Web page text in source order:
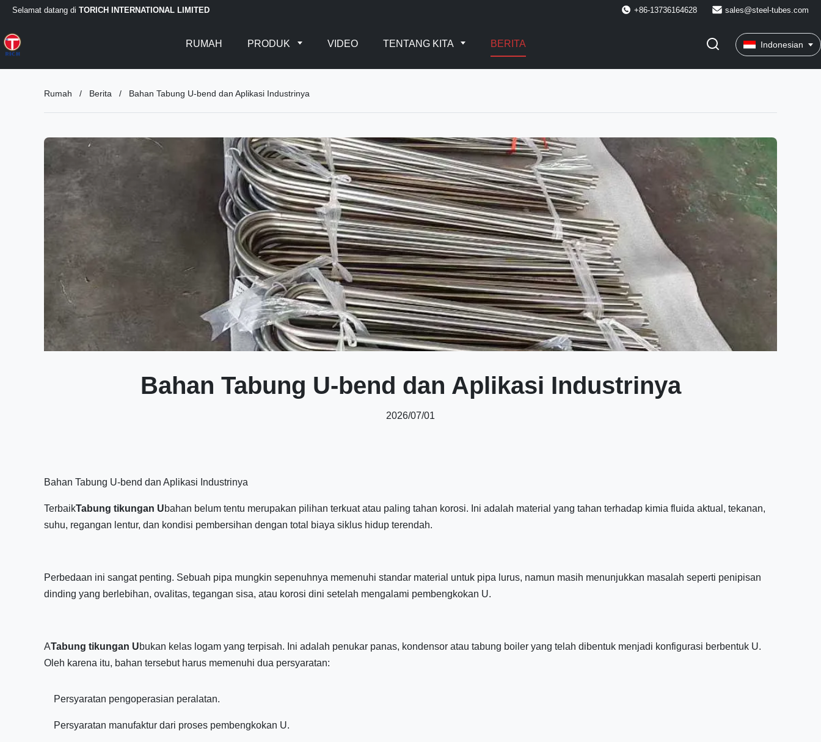
Selamat datang di TORICH INTERNATIONAL LIMITED +86-13736164628 sales@steel-tubes.com
RUMAH PRODUK VIDEO TENTANG KITA BERITA Indonesian
Rumah / Berita / Bahan Tabung U-bend dan Aplikasi Industrinya
Bahan Tabung U-bend dan Aplikasi Industrinya
2026/07/01
Bahan Tabung U-bend dan Aplikasi Industrinya
TerbaikTabung tikungan Ubahan belum tentu merupakan pilihan terkuat atau paling tahan korosi. Ini adalah material yang tahan terhadap kimia fluida aktual, tekanan,
suhu, regangan lentur, dan kondisi pembersihan dengan total biaya siklus hidup terendah.
Perbedaan ini sangat penting. Sebuah pipa mungkin sepenuhnya memenuhi standar material untuk pipa lurus, namun masih menunjukkan masalah seperti penipisan
dinding yang berlebihan, ovalitas, tegangan sisa, atau korosi dini setelah mengalami pembengkokan U.
ATabung tikungan Ubukan kelas logam yang terpisah. Ini adalah penukar panas, kondensor atau tabung boiler yang telah dibentuk menjadi konfigurasi berbentuk U.
Oleh karena itu, bahan tersebut harus memenuhi dua persyaratan:
Persyaratan pengoperasian peralatan.
Persyaratan manufaktur dari proses pembengkokan U.